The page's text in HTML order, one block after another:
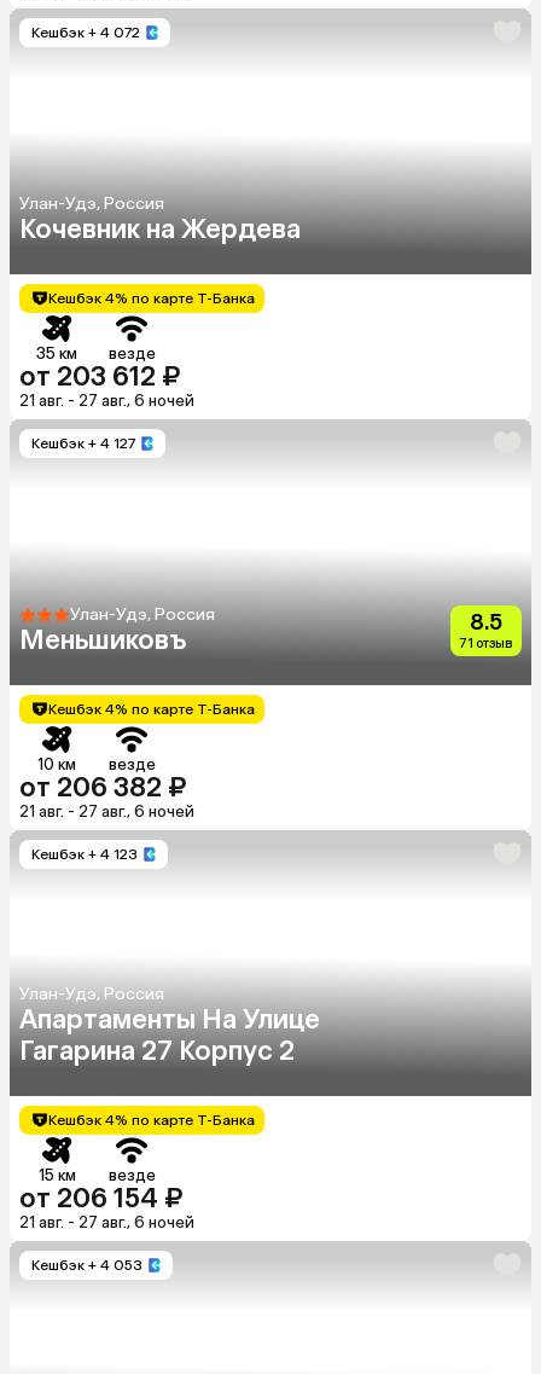
Кешбэк + 4 072
Улан-Удэ, Россия
Кочевник на Жердева
Кешбэк 4% по карте Т-Банка
35 км везде
от 203 612 ₽
21 авг. - 27 авг., 6 ночей
Кешбэк + 4 127
Улан-Удэ, Россия
Меньшиковъ
8.5
71 отзыв
Кешбэк 4% по карте Т-Банка
10 км везде
от 206 382 ₽
21 авг. - 27 авг., 6 ночей
Кешбэк + 4 123
Улан-Удэ, Россия
Апартаменты На Улице
Гагарина 27 Корпус 2
Кешбэк 4% по карте Т-Банка
15 км везде
от 206 154 ₽
21 авг. - 27 авг., 6 ночей
Кешбэк + 4 053